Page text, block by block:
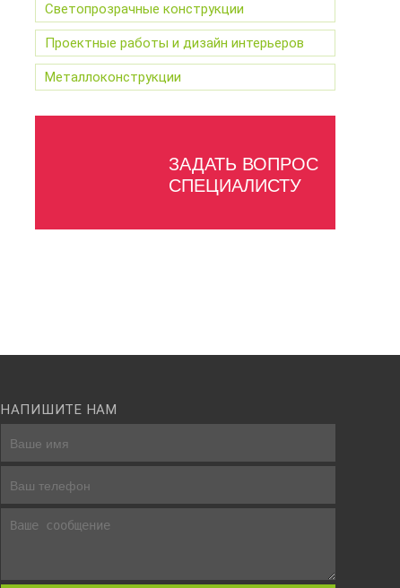
Светопрозрачные конструкции
Проектные работы и дизайн интерьеров
Металлоконструкции
ЗАДАТЬ ВОПРОС
СПЕЦИАЛИСТУ
НАПИШИТЕ НАМ